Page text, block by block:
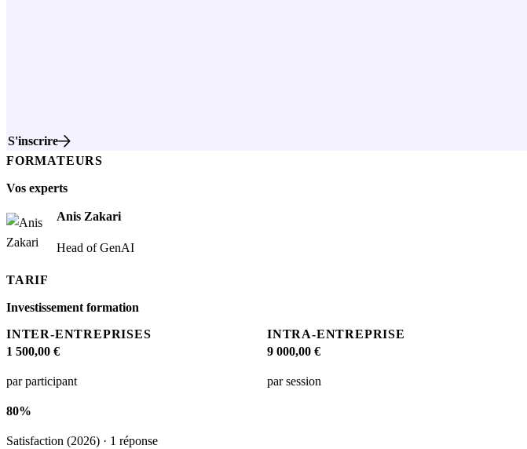
S'inscrire
FORMATEURS
Vos experts
Anis Zakari
Head of GenAI
TARIF
Investissement formation
INTER-ENTREPRISES
1 500,00 €
par participant
INTRA-ENTREPRISE
9 000,00 €
par session
80%
Satisfaction (2026) · 1 réponse